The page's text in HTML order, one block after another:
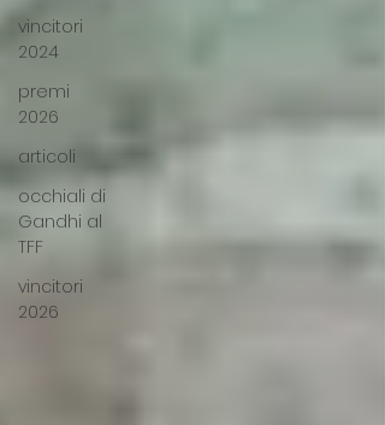
vincitori
2024
premi
2026
articoli
occhiali di
Gandhi al
TFF
vincitori
2026